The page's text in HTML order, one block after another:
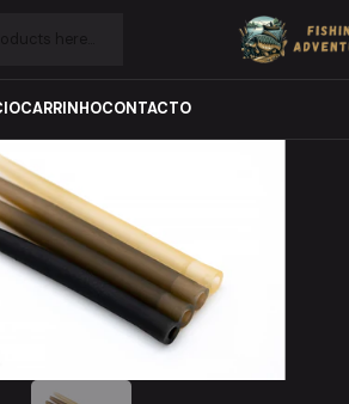
CARRINHOCONTACTO
Sleeves